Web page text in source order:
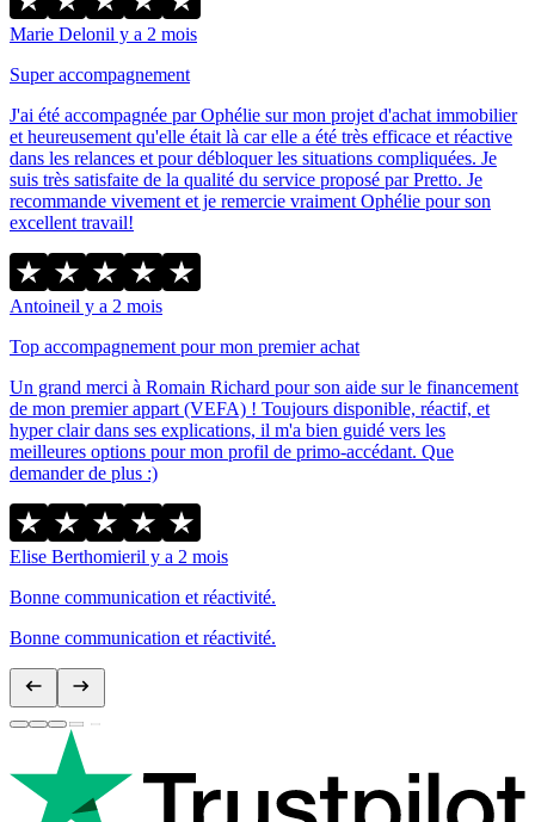
Marie Delonil y a 2 mois
Super accompagnement
J'ai été accompagnée par Ophélie sur mon projet d'achat immobilier
et heureusement qu'elle était là car elle a été très efficace et réactive
dans les relances et pour débloquer les situations compliquées. Je
suis très satisfaite de la qualité du service proposé par Pretto. Je
recommande vivement et je remercie vraiment Ophélie pour son
excellent travail!
Antoineil y a 2 mois
Top accompagnement pour mon premier achat
Un grand merci à Romain Richard pour son aide sur le financement
de mon premier appart (VEFA) ! Toujours disponible, réactif, et
hyper clair dans ses explications, il m'a bien guidé vers les
meilleures options pour mon profil de primo-accédant. Que
demander de plus :)
Elise Berthomieril y a 2 mois
Bonne communication et réactivité.
Bonne communication et réactivité.